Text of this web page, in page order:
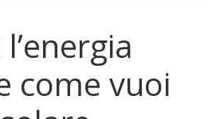
come vuoi